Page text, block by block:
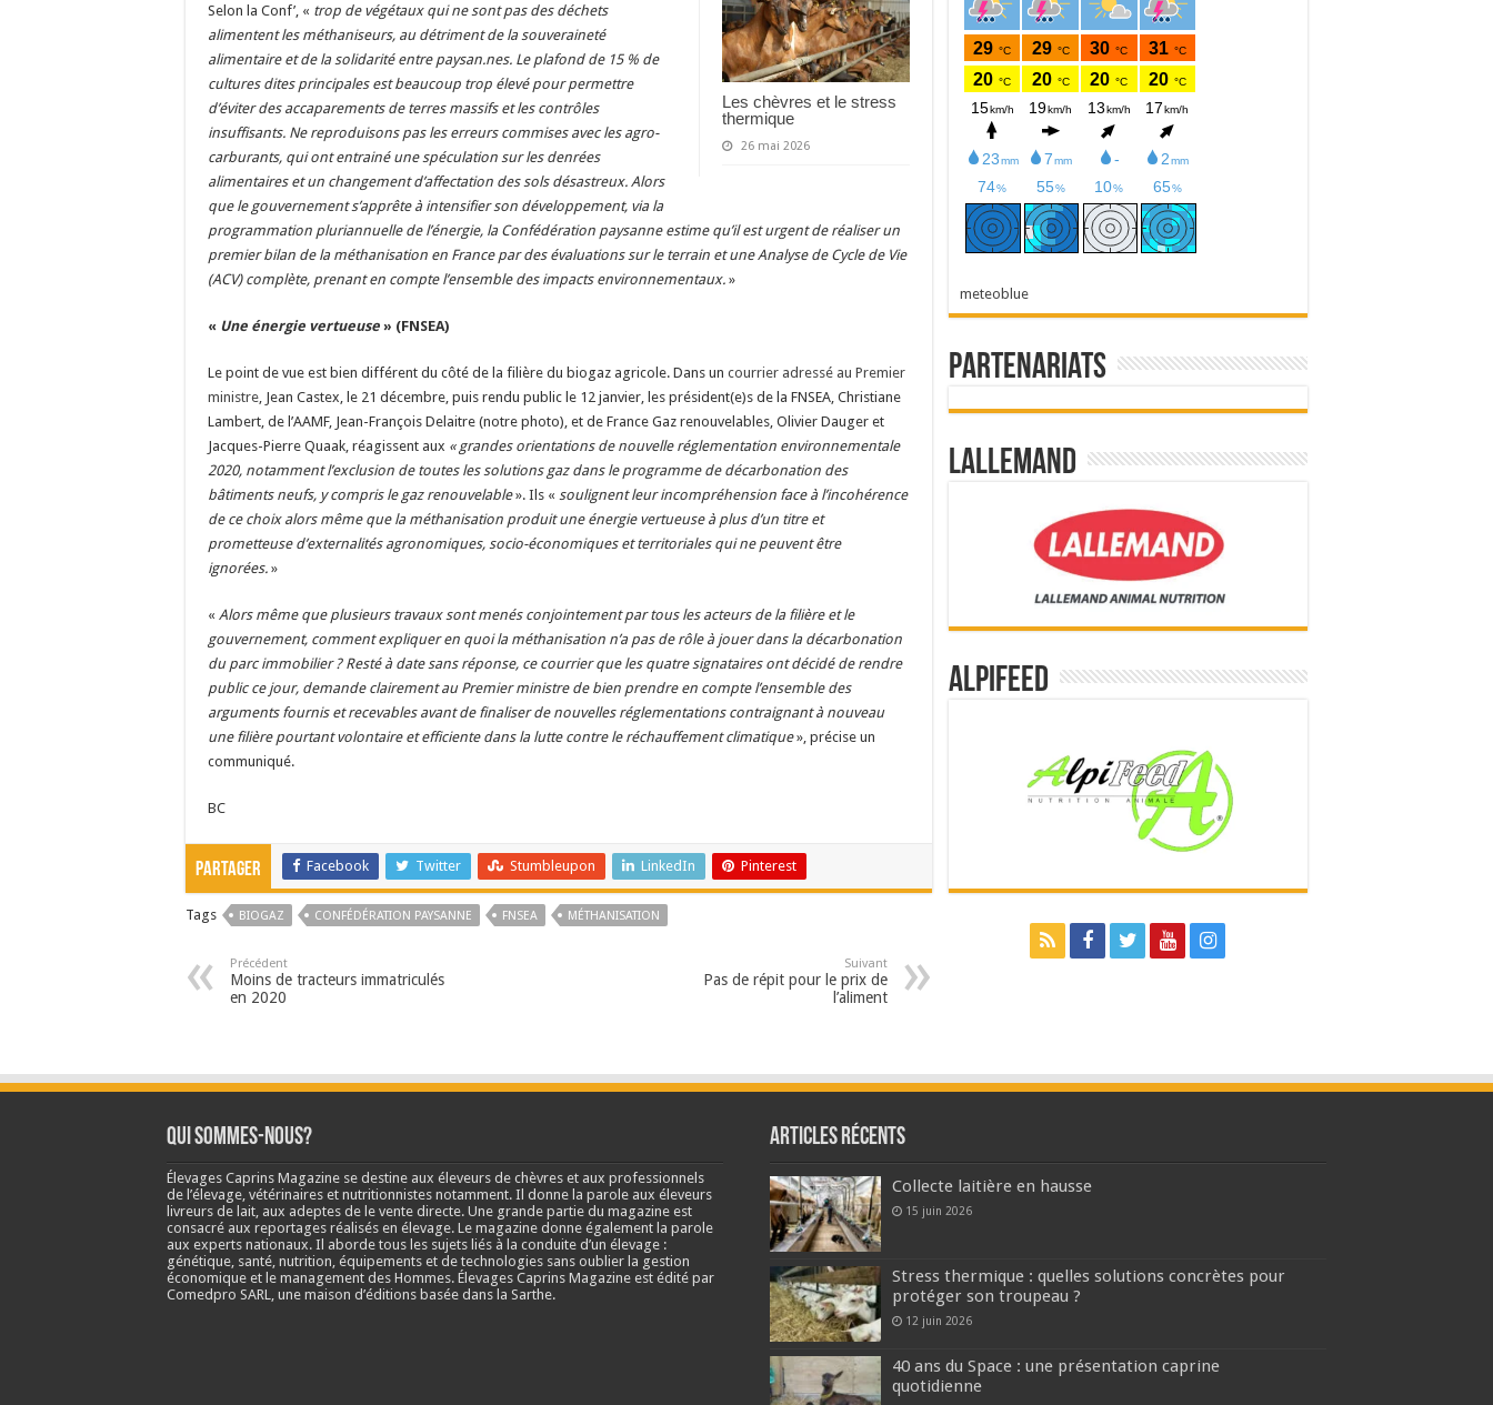
Les chèvres et le stress
thermique
26 mai 2026
Selon la Conf’, « trop de végétaux qui ne sont pas des déchets
alimentent les méthaniseurs, au détriment de la souveraineté
alimentaire et de la solidarité entre paysan.nes. Le plafond de 15 % de
cultures dites principales est beaucoup trop élevé pour permettre
d’éviter des accaparements de terres massifs et les contrôles
insuffisants. Ne reproduisons pas les erreurs commises avec les agro-
carburants, qui ont entrainé une spéculation sur les denrées
alimentaires et un changement d’affectation des sols désastreux. Alors
que le gouvernement s’apprête à intensifier son développement, via la
programmation pluriannuelle de l’énergie, la Confédération paysanne estime qu’il est urgent de réaliser un
premier bilan de la méthanisation en France par des évaluations sur le terrain et une Analyse de Cycle de Vie
(ACV) complète, prenant en compte l’ensemble des impacts environnementaux. »
« Une énergie vertueuse » (FNSEA)
Le point de vue est bien différent du côté de la filière du biogaz agricole. Dans un courrier adressé au Premier
ministre , Jean Castex, le 21 décembre, puis rendu public le 12 janvier, les président(e)s de la FNSEA, Christiane
Lambert, de l’AAMF, Jean-François Delaitre (notre photo), et de France Gaz renouvelables, Olivier Dauger et
Jacques-Pierre Quaak, réagissent aux « grandes orientations de nouvelle réglementation environnementale
2020, notamment l’exclusion de toutes les solutions gaz dans le programme de décarbonation des
bâtiments neufs, y compris le gaz renouvelable». Ils « soulignent leur incompréhension face à l’incohérence
de ce choix alors même que la méthanisation produit une énergie vertueuse à plus d’un titre et
prometteuse d’externalités agronomiques, socio-économiques et territoriales qui ne peuvent être
ignorées. »
« Alors même que plusieurs travaux sont menés conjointement par tous les acteurs de la filière et le
gouvernement, comment expliquer en quoi la méthanisation n’a pas de rôle à jouer dans la décarbonation
du parc immobilier ? Resté à date sans réponse, ce courrier que les quatre signataires ont décidé de rendre
public ce jour, demande clairement au Premier ministre de bien prendre en compte l’ensemble des
arguments fournis et recevables avant de finaliser de nouvelles réglementations contraignant à nouveau
une filière pourtant volontaire et efficiente dans la lutte contre le réchauffement climatique», précise un
communiqué.
BC
Partager Facebook Twitter Stumbleupon LinkedIn Pinterest
Tags BIOGAZ CONFÉDÉRATION PAYSANNE FNSEA MÉTHANISATION
Précédent
Moins de tracteurs immatriculés
en 2020
Suivant
Pas de répit pour le prix de
l’aliment
meteoblue
Partenariats
Lallemand
Alpifeed
Qui sommes-nous?
Élevages Caprins Magazine se destine aux éleveurs de chèvres et aux professionnels
de l’élevage, vétérinaires et nutritionnistes notamment. Il donne la parole aux éleveurs
livreurs de lait, aux adeptes de le vente directe. Une grande partie du magazine est
consacré aux reportages réalisés en élevage. Le magazine donne également la parole
aux experts nationaux. Il aborde tous les sujets liés à la conduite d’un élevage :
génétique, santé, nutrition, équipements et de technologies sans oublier la gestion
économique et le management des Hommes. Élevages Caprins Magazine est édité par
Comedpro SARL, une maison d’éditions basée dans la Sarthe.
Articles récents
Collecte laitière en hausse
15 juin 2026
Stress thermique : quelles solutions concrètes pour
protéger son troupeau ?
12 juin 2026
40 ans du Space : une présentation caprine
quotidienne